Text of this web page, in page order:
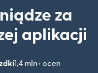
za
aplikacji
1,4 mln+ ocen
(otwiera